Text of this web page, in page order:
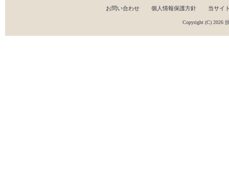
お問い合わせ 個人情報保護方針 当サイ
Copyright (C) 2026